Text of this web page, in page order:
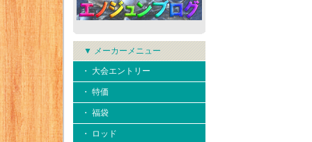
▼ メーカーメニュー
・ 大会エントリー
・ 特価
・ 福袋
・ ロッド